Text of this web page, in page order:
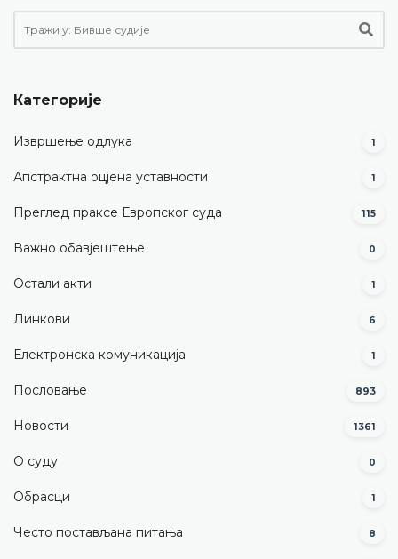
Категорије
Извршење одлука 1
Апстрактна оцјена уставности 1
Преглед праксе Европског суда 115
Важно обавјештење 0
Остали акти 1
Линкови 6
Електронска комуникација 1
Пословање 893
Новости 1361
О суду 0
Обрасци 1
Често постављана питања 8